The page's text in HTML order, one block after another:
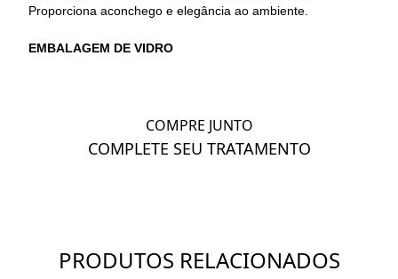
Proporciona aconchego e elegância ao ambiente.
EMBALAGEM DE VIDRO
COMPRE JUNTO
COMPLETE SEU TRATAMENTO
PRODUTOS RELACIONADOS